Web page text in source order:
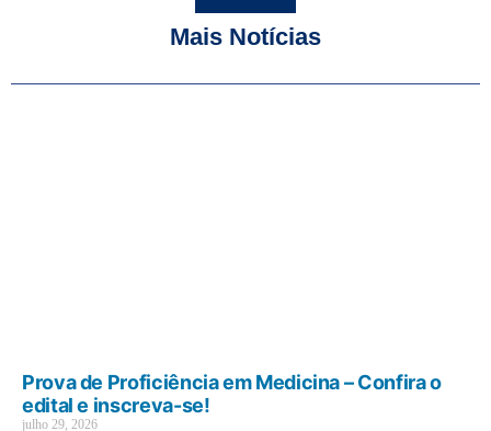
Mais Notícias
Prova de Proficiência em Medicina – Confira o
edital e inscreva-se!
julho 29, 2026